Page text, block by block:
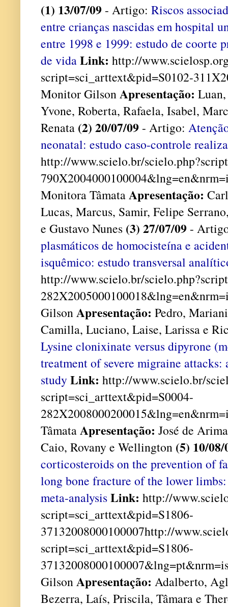
(1) 13/07/09 - Artigo: Riscos
entre crianças nascidas em hospital
entre 1998 e 1999: estudo de coorte
de vidaLink: http://
script=sci_arttext&pid=S0102-
Monitor GilsonApresentação:
Yvone, Roberta, Rafaela, Isabel,
Renata (2) 20/07/09 - Artigo:
neonatal: estudo caso-controle
http://www.scielo.br/
Monitora TâmataApresentação:
Lucas, Marcus, Samir, Felipe
e Gustavo Nunes (3) 27/07/09 -
plasmáticos de homocisteína e
isquêmico: estudo transversal
http://www.scielo.br/
GilsonApresentação: Pedro,
Camilla, Luciano, Laise, Larissa e
Lysine clonixinate versus dipyrone
treatment of severe migraine
study Link: http://www.scielo.br/
script=sci_arttext&pid=S0004-
TâmataApresentação: José de
Caio, Rovany e Wellington (5) 10/08/
corticosteroids on the prevention of
long bone fracture of the lower
meta-analysisLink: http://
script=sci_arttext&pid=S1806-
37132008000100007http://
script=sci_arttext&pid=S1806-
GilsonApresentação: Adalberto,
Bezerra, Laís, Priscila, Tâmara e